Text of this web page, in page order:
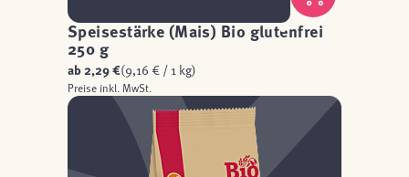
Speisestärke (Mais) Bio glutenfrei
250 g
ab 2,29 €(9,16 € / 1 kg)
Preise inkl. MwSt.